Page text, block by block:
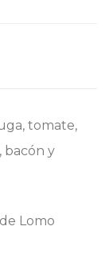
tomate,
bacón y
Lomo